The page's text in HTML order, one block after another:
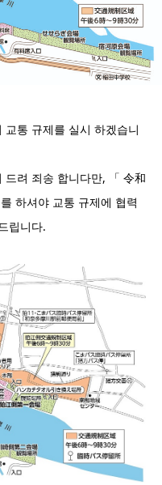
통 규제를 실시 하겠습니
려 죄송 합니다만, 「 令和
하셔야 교통 규제에 협력
립니다.